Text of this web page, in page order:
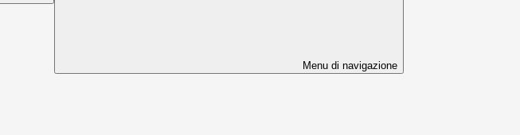
Menu di navigazione